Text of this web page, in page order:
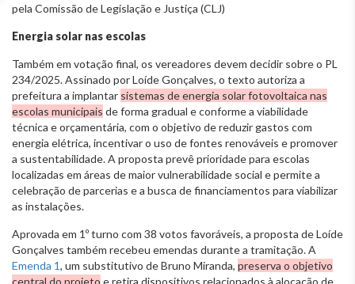
pela Comissão de Legislação e Justiça (CLJ)
Energia solar nas escolas
Também em votação final, os vereadores devem decidir sobre o PL
234/2025. Assinado por Loíde Gonçalves, o texto autoriza a
prefeitura a implantar sistemas de energia solar fotovoltaica nas
escolas municipais de forma gradual e conforme a viabilidade
técnica e orçamentária, com o objetivo de reduzir gastos com
energia elétrica, incentivar o uso de fontes renováveis e promover
a sustentabilidade. A proposta prevê prioridade para escolas
localizadas em áreas de maior vulnerabilidade social e permite a
celebração de parcerias e a busca de financiamentos para viabilizar
as instalações.
Aprovada em 1º turno com 38 votos favoráveis, a proposta de Loíde
Gonçalves também recebeu emendas durante a tramitação. A
Emenda 1, um substitutivo de Bruno Miranda, preserva o objetivo
central do projeto e retira dispositivos relacionados à alocação de